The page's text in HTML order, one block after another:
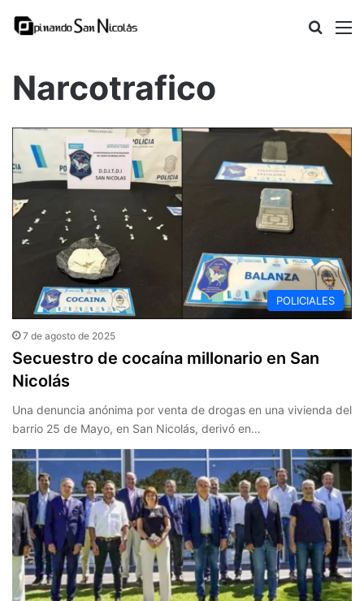
Buscar
Narcotrafico
POLICIALES
7 de agosto de 2025
Secuestro de cocaína millonario en San
Nicolás
Una denuncia anónima por venta de drogas en una vivienda del
barrio 25 de Mayo, en San Nicolás, derivó en…